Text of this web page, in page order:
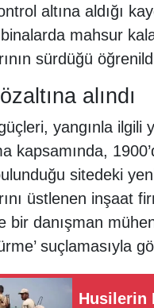
altına aldığı
mahsur
sürdüğü
alındı
yangınla ilgili
kapsamında,
sitedeki
üstlenen inşaat
bir danışman
suçlamasıyla
Husilerin